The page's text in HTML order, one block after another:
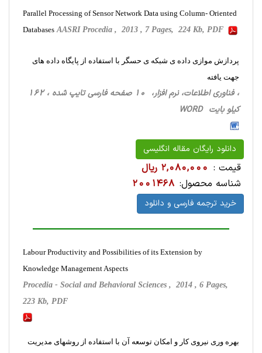
Parallel Processing of Sensor Network Data using Column- Oriented
Databases AASRI Procedia , 2013 , 7 Pages, 224 Kb, PDF
پردازش موازی داده ی شبکه ی حسگر با استفاده از پایگاه داده های
جهت یافته
، فناوری اطلاعات، نرم افزار، 10 صفحه فارسی تایپ شده ، 162
کیلو بایت WORD
دانلود رایگان مقاله انگلیسی
قیمت : 2,080,000 ریال
شناسه محصول: 2001468
خرید ترجمه فارسی و دانلود
Labour Productivity and Possibilities of its Extension by
Knowledge Management Aspects
Procedia - Social and Behavioral Sciences , 2014 , 6 Pages,
223 Kb, PDF
بهره وری نیروی کار و امکان توسعه آن با استفاده از روشهای مدیریت